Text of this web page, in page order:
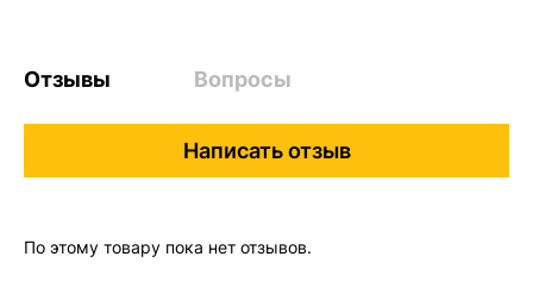
Отзывы Вопросы
Написать отзыв
По этому товару пока нет отзывов.